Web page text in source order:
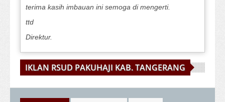
terima kasih imbauan ini semoga di mengerti.
ttd
Direktur.
IKLAN RSUD PAKUHAJI KAB. TANGERANG